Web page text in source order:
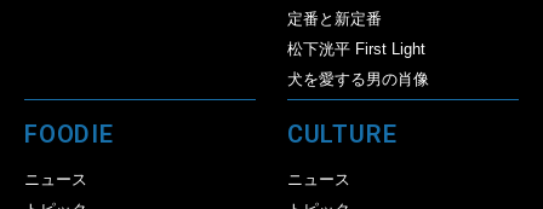
定番と新定番
松下洸平 First Light
犬を愛する男の肖像
FOODIE
ニュース
CULTURE
ニュース